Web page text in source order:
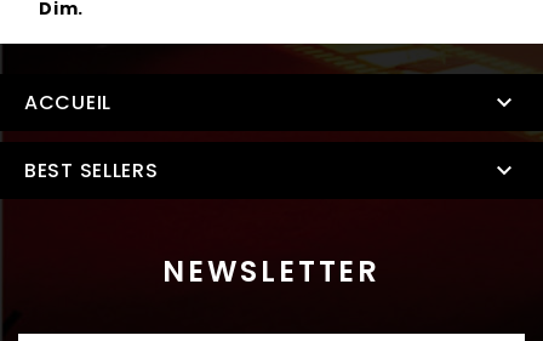
Dim.
ACCUEIL 
BEST SELLERS 
NEWSLETTER